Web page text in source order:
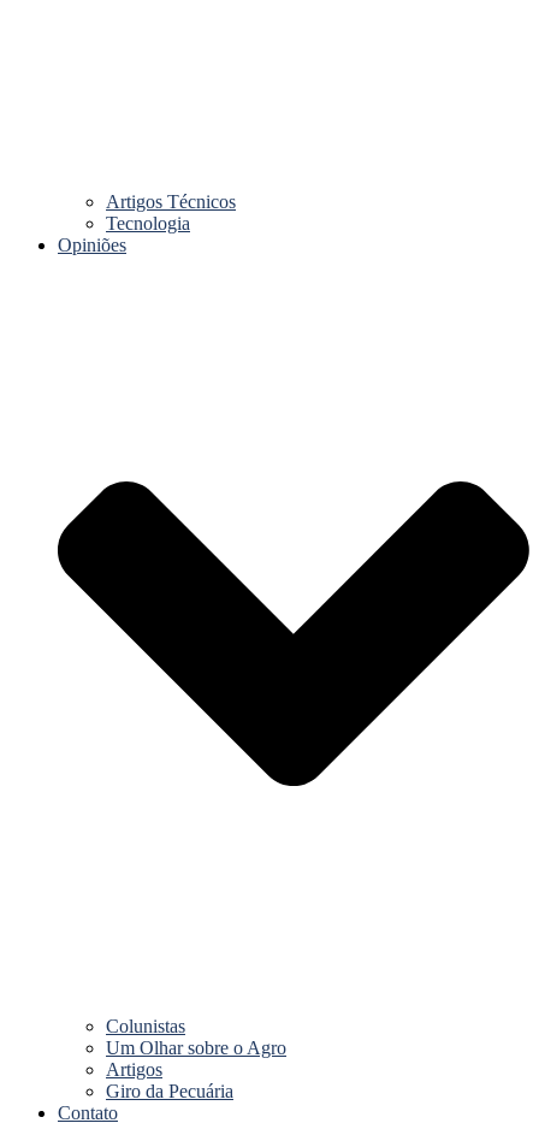
Artigos Técnicos
Tecnologia
Opiniões
Colunistas
Um Olhar sobre o Agro
Artigos
Giro da Pecuária
Contato